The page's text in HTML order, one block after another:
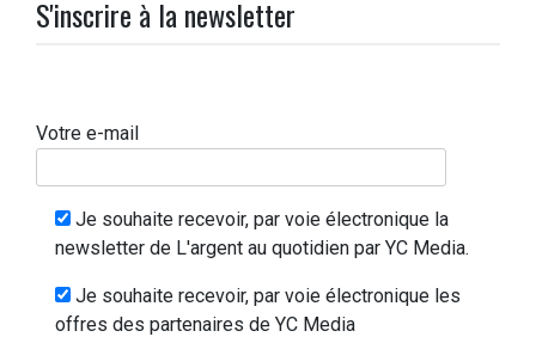
S'inscrire à la newsletter
Votre e-mail
Je souhaite recevoir, par voie électronique la
newsletter de L'argent au quotidien par YC Media.
Je souhaite recevoir, par voie électronique les
offres des partenaires de YC Media